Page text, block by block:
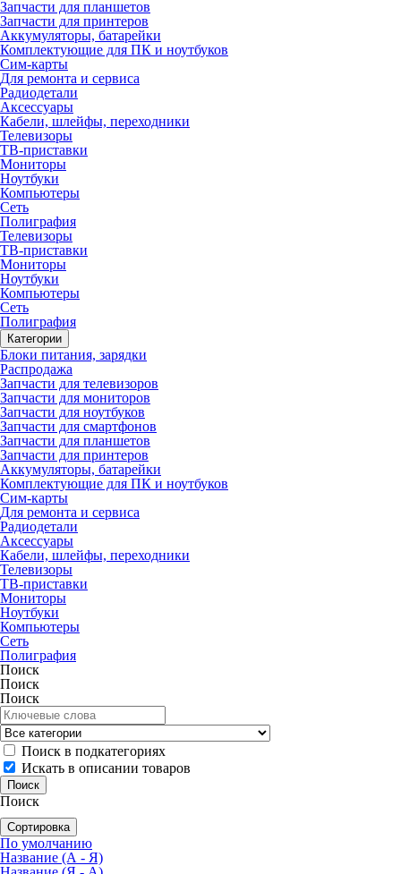
Запчасти для планшетов
Запчасти для принтеров
Аккумуляторы, батарейки
Комплектующие для ПК и ноутбуков
Сим-карты
Для ремонта и сервиса
Радиодетали
Аксессуары
Кабели, шлейфы, переходники
Телевизоры
ТВ-приставки
Мониторы
Ноутбуки
Компьютеры
Сеть
Полиграфия
Телевизоры
ТВ-приставки
Мониторы
Ноутбуки
Компьютеры
Сеть
Полиграфия
Категории
Блоки питания, зарядки
Распродажа
Запчасти для телевизоров
Запчасти для мониторов
Запчасти для ноутбуков
Запчасти для смартфонов
Запчасти для планшетов
Запчасти для принтеров
Аккумуляторы, батарейки
Комплектующие для ПК и ноутбуков
Сим-карты
Для ремонта и сервиса
Радиодетали
Аксессуары
Кабели, шлейфы, переходники
Телевизоры
ТВ-приставки
Мониторы
Ноутбуки
Компьютеры
Сеть
Полиграфия
Поиск
Поиск
Поиск
Поиск в подкатегориях
Искать в описании товаров
Поиск
Сортировка
По умолчанию
Название (А - Я)